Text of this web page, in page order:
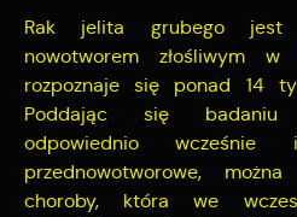
Rak jelita grubego jest
nowotworem złośliwym
rozpoznaje się ponad 14
Poddając się
odpowiednio
przednowotworowe,
choroby, która we